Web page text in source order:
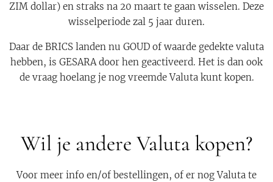
ZIM dollar) en straks na 20 maart te gaan wisselen. Deze
wisselperiode zal 5 jaar duren.
Daar de BRICS landen nu GOUD of waarde gedekte valuta
hebben, is GESARA door hen geactiveerd. Het is dan ook
de vraag hoelang je nog vreemde Valuta kunt kopen.
Wil je andere Valuta kopen?
Voor meer info en/of bestellingen, of er nog Valuta te